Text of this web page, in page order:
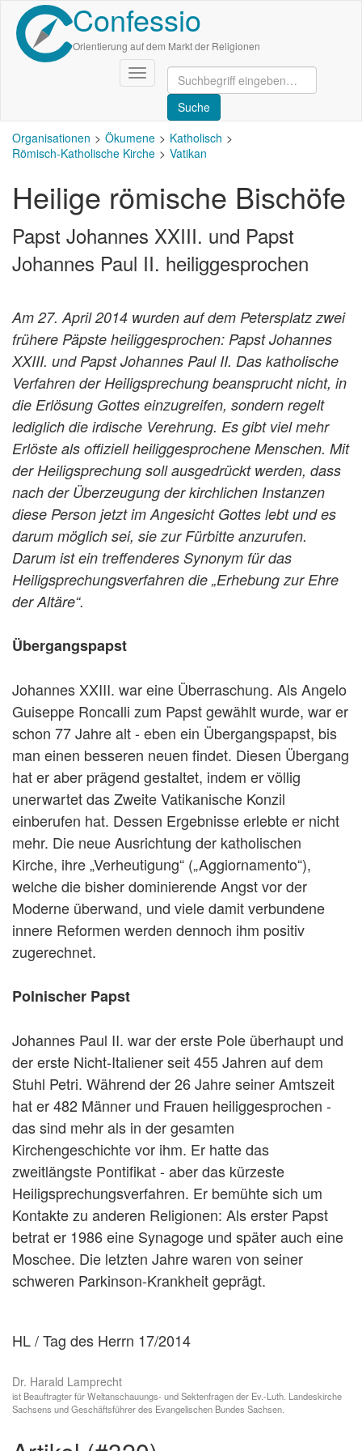
Direkt
zum
Inhalt
Confessio
Orientierung auf dem Markt der Religionen
Navigation
aktivieren/deaktivieren
Organisationen Ökumene
Katholisch
Römisch-Katholische Kirche
Vatikan
Heilige römische Bischöfe
Papst Johannes XXIII. und Papst
Johannes Paul II. heiliggesprochen
Am 27. April 2014 wurden auf dem Petersplatz zwei
frühere Päpste heiliggesprochen: Papst Johannes
XXIII. und Papst Johannes Paul II. Das katholische
Verfahren der Heiligsprechung beansprucht nicht, in
die Erlösung Gottes einzugreifen, sondern regelt
lediglich die irdische Verehrung. Es gibt viel mehr
Erlöste als offiziell heiliggesprochene Menschen. Mit
der Heiligsprechung soll ausgedrückt werden, dass
nach der Überzeugung der kirchlichen Instanzen
diese Person jetzt im Angesicht Gottes lebt und es
darum möglich sei, sie zur Fürbitte anzurufen.
Darum ist ein treffenderes Synonym für das
Heiligsprechungsverfahren die „Erhebung zur Ehre
der Altäre“.
Übergangspapst
Johannes XXIII. war eine Überraschung. Als Angelo
Guiseppe Roncalli zum Papst gewählt wurde, war er
schon 77 Jahre alt - eben ein Übergangspapst, bis
man einen besseren neuen findet. Diesen Übergang
hat er aber prägend gestaltet, indem er völlig
unerwartet das Zweite Vatikanische Konzil
einberufen hat. Dessen Ergebnisse erlebte er nicht
mehr. Die neue Ausrichtung der katholischen
Kirche, ihre „Verheutigung“ („Aggiornamento“),
welche die bisher dominierende Angst vor der
Moderne überwand, und viele damit verbundene
innere Reformen werden dennoch ihm positiv
zugerechnet.
Polnischer Papst
Johannes Paul II. war der erste Pole überhaupt und
der erste Nicht-Italiener seit 455 Jahren auf dem
Stuhl Petri. Während der 26 Jahre seiner Amtszeit
hat er 482 Männer und Frauen heiliggesprochen -
das sind mehr als in der gesamten
Kirchengeschichte vor ihm. Er hatte das
zweitlängste Pontifikat - aber das kürzeste
Heiligsprechungsverfahren. Er bemühte sich um
Kontakte zu anderen Religionen: Als erster Papst
betrat er 1986 eine Synagoge und später auch eine
Moschee. Die letzten Jahre waren von seiner
schweren Parkinson-Krankheit geprägt.
HL / Tag des Herrn 17/2014
Dr. Harald Lamprecht
ist Beauftragter für Weltanschauungs- und Sektenfragen der Ev.-Luth. Landeskirche
Sachsens und Geschäftsführer des Evangelischen Bundes Sachsen.